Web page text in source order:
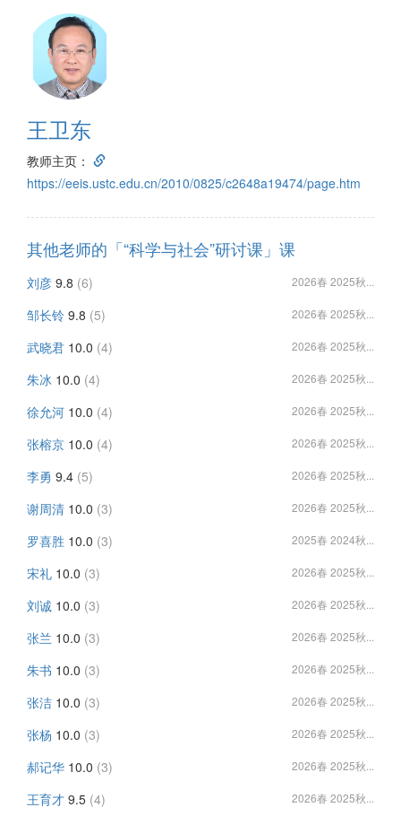
王卫东
教师主页：
https://eeis.ustc.edu.cn/2010/0825/c2648a19474/page.htm
其他老师的「“科学与社会”研讨课」课
刘彦 9.8 (6) 2026春 2025秋...
邹长铃 9.8 (5) 2026春 2025秋...
武晓君 10.0 (4) 2026春 2025秋...
朱冰 10.0 (4) 2026春 2025秋...
徐允河 10.0 (4) 2026春 2025秋...
张榕京 10.0 (4) 2026春 2025秋...
李勇 9.4 (5) 2026春 2025秋...
谢周清 10.0 (3) 2026春 2025秋...
罗喜胜 10.0 (3) 2025春 2024秋...
宋礼 10.0 (3) 2026春 2025秋...
刘诚 10.0 (3) 2026春 2025秋...
张兰 10.0 (3) 2026春 2025秋...
朱书 10.0 (3) 2026春 2025秋...
张洁 10.0 (3) 2026春 2025秋...
张杨 10.0 (3) 2026春 2025秋...
郝记华 10.0 (3) 2026春 2025秋...
王育才 9.5 (4) 2026春 2025秋...